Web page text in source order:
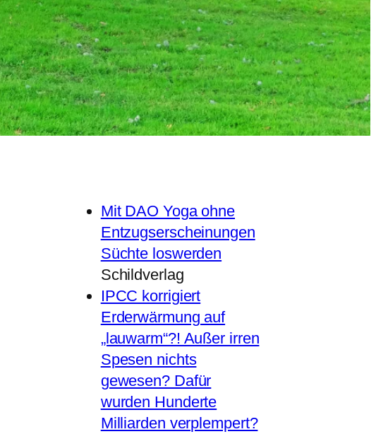
Mit DAO Yoga ohne
Entzugserscheinungen
Süchte loswerden
Schildverlag
IPCC korrigiert
Erderwärmung auf
„lauwarm“?! Außer irren
Spesen nichts
gewesen? Dafür
wurden Hunderte
Milliarden verplempert?